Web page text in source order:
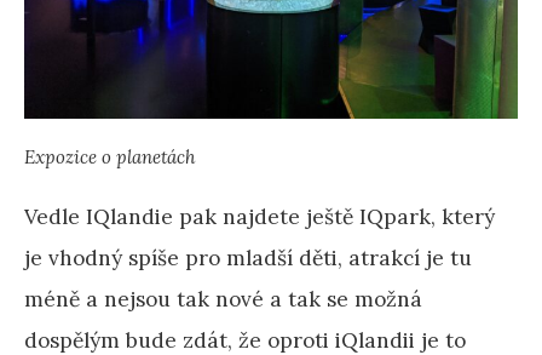
Expozice o planetách
Vedle IQlandie pak najdete ještě IQpark, který
je vhodný spíše pro mladší děti, atrakcí je tu
méně a nejsou tak nové a tak se možná
dospělým bude zdát, že oproti iQlandii je to